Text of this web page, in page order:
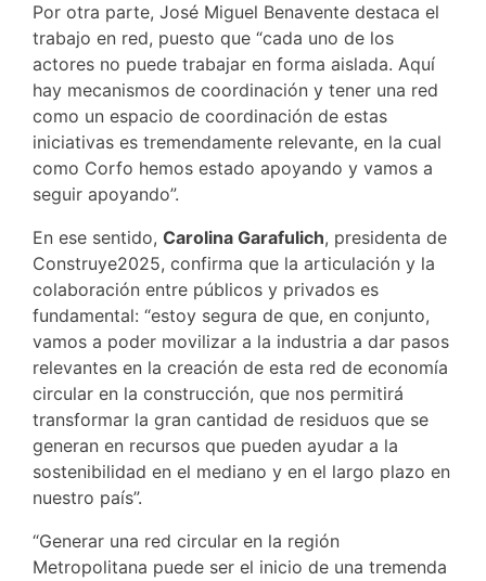
Por otra parte, José Miguel Benavente destaca el
trabajo en red, puesto que “cada uno de los
actores no puede trabajar en forma aislada. Aquí
hay mecanismos de coordinación y tener una red
como un espacio de coordinación de estas
iniciativas es tremendamente relevante, en la cual
como Corfo hemos estado apoyando y vamos a
seguir apoyando”.
En ese sentido, Carolina Garafulich, presidenta de
Construye2025, confirma que la articulación y la
colaboración entre públicos y privados es
fundamental: “estoy segura de que, en conjunto,
vamos a poder movilizar a la industria a dar pasos
relevantes en la creación de esta red de economía
circular en la construcción, que nos permitirá
transformar la gran cantidad de residuos que se
generan en recursos que pueden ayudar a la
sostenibilidad en el mediano y en el largo plazo en
nuestro país”.
“Generar una red circular en la región
Metropolitana puede ser el inicio de una tremenda